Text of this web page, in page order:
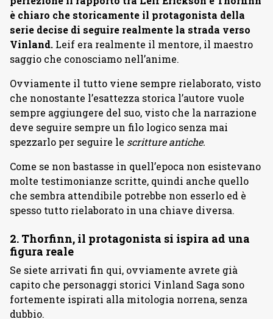
è chiaro che storicamente il protagonista della
serie decise di seguire realmente la strada verso
Vinland. Leif era realmente il mentore, il maestro
saggio che conosciamo nell’anime.
Ovviamente il tutto viene sempre rielaborato, visto
che nonostante l’esattezza storica l’autore vuole
sempre aggiungere del suo, visto che la narrazione
deve seguire sempre un filo logico senza mai
spezzarlo per seguire le scritture antiche.
Come se non bastasse in quell’epoca non esistevano
molte testimonianze scritte, quindi anche quello
che sembra attendibile potrebbe non esserlo ed è
spesso tutto rielaborato in una chiave diversa.
2. Thorfinn, il protagonista si ispira ad una
figura reale
Se siete arrivati fin qui, ovviamente avrete già
capito che personaggi storici Vinland Saga sono
fortemente ispirati alla mitologia norrena, senza
dubbio.